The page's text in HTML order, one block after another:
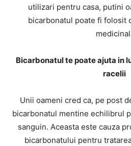
utilizari pentru casa, putini
bicarbonatul poate fi folosit
Bicarbonatul te poate ajuta in
racelii
Unii oameni cred ca, pe post
bicarbonatul mentine echilibrul
sanguin. Aceasta este cauza
bicarbonatului pentru